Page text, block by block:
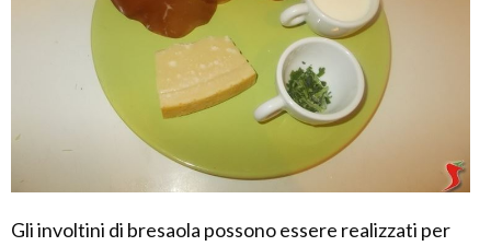
Gli involtini di bresaola possono essere realizzati per